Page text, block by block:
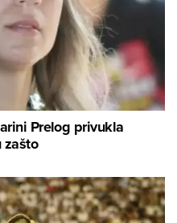
Prelog privukla
zašto